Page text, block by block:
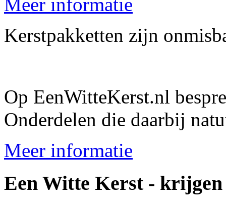
Kerstpakketten zijn
Op EenWitteKerst.nl
Onderdelen die daarbij
Meer informatie
Een Witte Kerst - krijgen